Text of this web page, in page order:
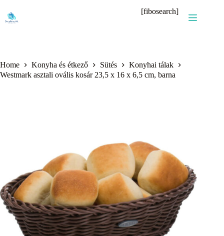
content
[fibosearch]
Home Konyha és étkező Sütés
Konyhai tálak
Westmark asztali ovális kosár 23,5 x 16 x 6,5 cm, barna